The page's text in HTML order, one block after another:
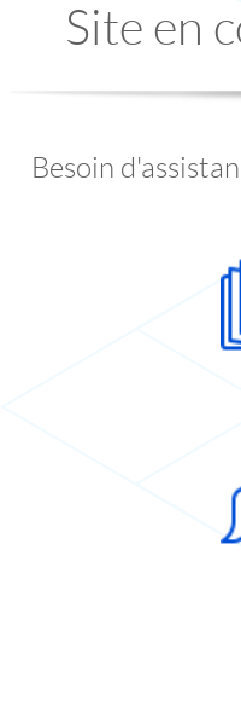
Site en
Besoin